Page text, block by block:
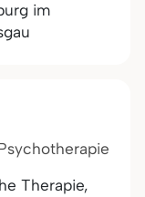
im
Therapie,